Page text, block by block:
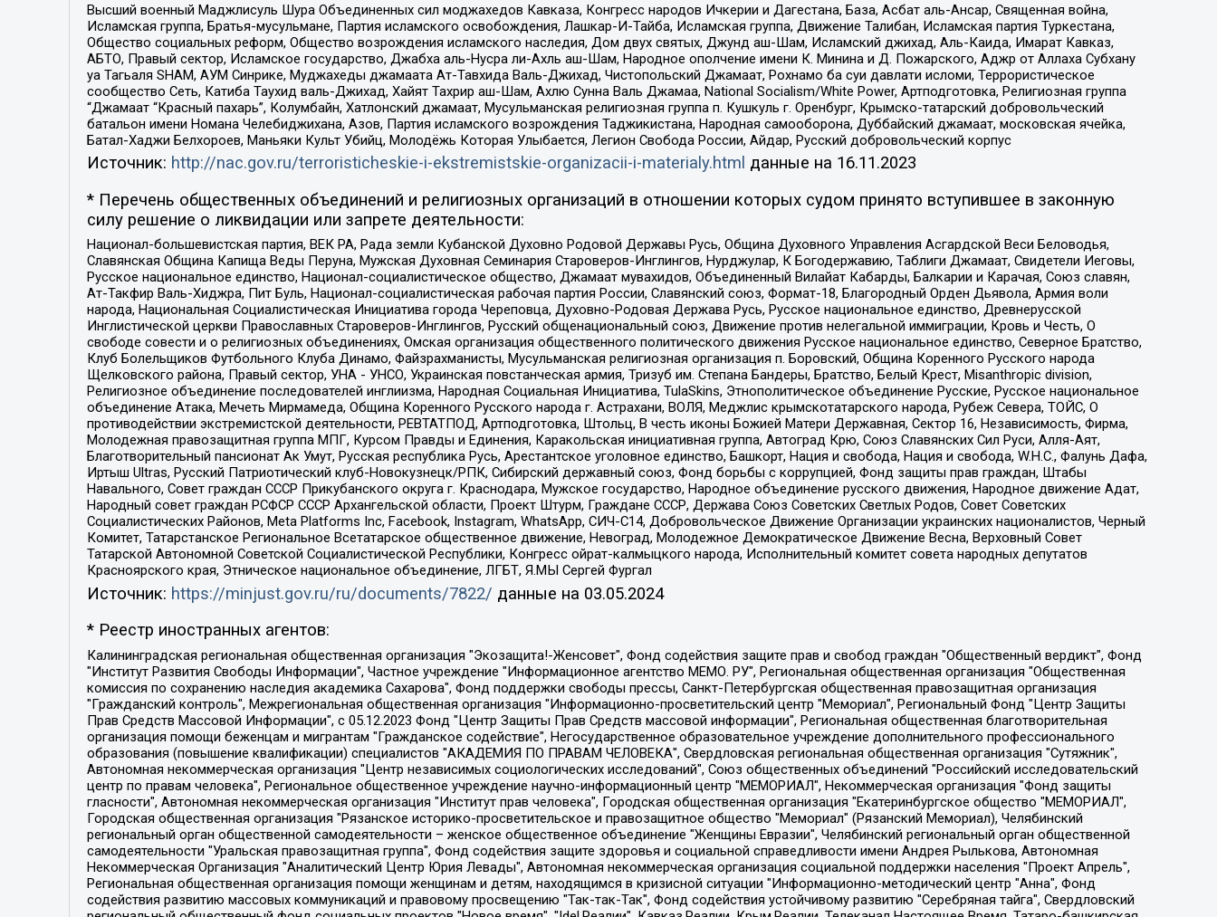
Высший военный Маджлисуль Шура Объединенных сил моджахедов Кавказа, Конгресс народов Ичкерии и Дагестана, База, Асбат аль-Ансар, Священная война,
Исламская группа, Братья-мусульмане, Партия исламского освобождения, Лашкар-И-Тайба, Исламская группа, Движение Талибан, Исламская партия Туркестана,
Общество социальных реформ, Общество возрождения исламского наследия, Дом двух святых, Джунд аш-Шам, Исламский джихад, Аль-Каида, Имарат Кавказ,
АБТО, Правый сектор, Исламское государство, Джабха аль-Нусра ли-Ахль аш-Шам, Народное ополчение имени К. Минина и Д. Пожарского, Аджр от Аллаха Субхану
уа Тагьаля SHAM, АУМ Синрике, Муджахеды джамаата Ат-Тавхида Валь-Джихад, Чистопольский Джамаат, Рохнамо ба суи давлати исломи, Террористическое
сообщество Сеть, Катиба Таухид валь-Джихад, Хайят Тахрир аш-Шам, Ахлю Сунна Валь Джамаа, National Socialism/White Power, Артподготовка, Религиозная группа
“Джамаат “Красный пахарь”, Колумбайн, Хатлонский джамаат, Мусульманская религиозная группа п. Кушкуль г. Оренбург, Крымско-татарский добровольческий
батальон имени Номана Челебиджихана, Азов, Партия исламского возрождения Таджикистана, Народная самооборона, Дуббайский джамаат, московская ячейка,
Батал-Хаджи Белхороев, Маньяки Культ Убийц, Молодёжь Которая Улыбается, Легион Свобода России, Айдар, Русский добровольческий корпус
Источник: http://nac.gov.ru/terroristicheskie-i-ekstremistskie-organizacii-i-materialy.html данные на 16.11.2023
* Перечень общественных объединений и религиозных организаций в отношении которых судом принято вступившее в законную
силу решение о ликвидации или запрете деятельности:
Национал-большевистская партия, ВЕК РА, Рада земли Кубанской Духовно Родовой Державы Русь, Община Духовного Управления Асгардской Веси Беловодья,
Славянская Община Капища Веды Перуна, Мужская Духовная Семинария Староверов-Инглингов, Нурджулар, К Богодержавию, Таблиги Джамаат, Свидетели Иеговы,
Русское национальное единство, Национал-социалистическое общество, Джамаат мувахидов, Объединенный Вилайат Кабарды, Балкарии и Карачая, Союз славян,
Ат-Такфир Валь-Хиджра, Пит Буль, Национал-социалистическая рабочая партия России, Славянский союз, Формат-18, Благородный Орден Дьявола, Армия воли
народа, Национальная Социалистическая Инициатива города Череповца, Духовно-Родовая Держава Русь, Русское национальное единство, Древнерусской
Инглистической церкви Православных Староверов-Инглингов, Русский общенациональный союз, Движение против нелегальной иммиграции, Кровь и Честь, О
свободе совести и о религиозных объединениях, Омская организация общественного политического движения Русское национальное единство, Северное Братство,
Клуб Болельщиков Футбольного Клуба Динамо, Файзрахманисты, Мусульманская религиозная организация п. Боровский, Община Коренного Русского народа
Щелковского района, Правый сектор, УНА - УНСО, Украинская повстанческая армия, Тризуб им. Степана Бандеры, Братство, Белый Крест, Misanthropic division,
Религиозное объединение последователей инглиизма, Народная Социальная Инициатива, TulaSkins, Этнополитическое объединение Русские, Русское национальное
объединение Атака, Мечеть Мирмамеда, Община Коренного Русского народа г. Астрахани, ВОЛЯ, Меджлис крымскотатарского народа, Рубеж Севера, ТОЙС, О
противодействии экстремистской деятельности, РЕВТАТПОД, Артподготовка, Штольц, В честь иконы Божией Матери Державная, Сектор 16, Независимость, Фирма,
Молодежная правозащитная группа МПГ, Курсом Правды и Единения, Каракольская инициативная группа, Автоград Крю, Союз Славянских Сил Руси, Алля-Аят,
Благотворительный пансионат Ак Умут, Русская республика Русь, Арестантское уголовное единство, Башкорт, Нация и свобода, Нация и свобода, W.H.С., Фалунь Дафа,
Иртыш Ultras, Русский Патриотический клуб-Новокузнецк/РПК, Сибирский державный союз, Фонд борьбы с коррупцией, Фонд защиты прав граждан, Штабы
Навального, Совет граждан СССР Прикубанского округа г. Краснодара, Мужское государство, Народное объединение русского движения, Народное движение Адат,
Народный совет граждан РСФСР СССР Архангельской области, Проект Штурм, Граждане СССР, Держава Союз Советских Светлых Родов, Совет Советских
Социалистических Районов, Meta Platforms Inc, Facebook, Instagram, WhatsApp, СИЧ-С14, Добровольческое Движение Организации украинских националистов, Черный
Комитет, Татарстанское Региональное Всетатарское общественное движение, Невоград, Молодежное Демократическое Движение Весна, Верховный Совет
Татарской Автономной Советской Социалистической Республики, Конгресс ойрат-калмыцкого народа, Исполнительный комитет совета народных депутатов
Красноярского края, Этническое национальное объединение, ЛГБТ, Я.МЫ Сергей Фургал
Источник: https://minjust.gov.ru/ru/documents/7822/ данные на 03.05.2024
* Реестр иностранных агентов:
Калининградская региональная общественная организация "Экозащита!-Женсовет", Фонд содействия защите прав и свобод граждан "Общественный вердикт", Фонд "Институт Развития Свободы Информации", Частное учреждение "Информационное агентство МЕМО. РУ", Региональная общественная организация "Общественная комиссия по сохранению наследия академика Сахарова", Фонд поддержки свободы прессы, Санкт-Петербургская общественная правозащитная организация "Гражданский контроль", Межрегиональная общественная организация "Информационно-просветительский центр "Мемориал", Региональный Фонд "Центр Защиты Прав Средств Массовой Информации", с 05.12.2023 Фонд "Центр Защиты Прав Средств массовой информации", Региональная общественная благотворительная организация помощи беженцам и мигрантам "Гражданское содействие", Негосударственное образовательное учреждение дополнительного профессионального образования (повышение квалификации) специалистов "АКАДЕМИЯ ПО ПРАВАМ ЧЕЛОВЕКА", Свердловская региональная общественная организация "Сутяжник", Автономная некоммерческая организация "Центр независимых социологических исследований", Союз общественных объединений "Российский исследовательский центр по правам человека", Региональное общественное учреждение научно-информационный центр "МЕМОРИАЛ", Некоммерческая организация "Фонд защиты гласности", Автономная некоммерческая организация "Институт прав человека", Городская общественная организация "Екатеринбургское общество "МЕМОРИАЛ", Городская общественная организация "Рязанское историко-просветительское и правозащитное общество "Мемориал" (Рязанский Мемориал), Челябинский региональный орган общественной самодеятельности – женское общественное объединение "Женщины Евразии", Челябинский региональный орган общественной самодеятельности "Уральская правозащитная группа", Фонд содействия защите здоровья и социальной справедливости имени Андрея Рылькова, Автономная Некоммерческая Организация "Аналитический Центр Юрия Левады", Автономная некоммерческая организация социальной поддержки населения "Проект Апрель", Региональная общественная организация помощи женщинам и детям, находящимся в кризисной ситуации "Информационно-методический центр "Анна", Фонд содействия развитию массовых коммуникаций и правовому просвещению "Так-так-Так", Фонд содействия устойчивому развитию "Серебряная тайга", Свердловский региональный общественный фонд социальных проектов "Новое время", "Idel.Реалии", Кавказ.Реалии, Крым.Реалии, Телеканал Настоящее Время, Татаро-башкирская служба Радио Свобода (Azatliq Radiosi), Радио Свободная Европа/Радио Свобода (PCE/PC), "Сибирь.Реалии", "Фактограф", Благотворительный фонд помощи осужденным и их семьям, Автономная некоммерческая организация "Институт глобализации и социальных движений", Фонд "В защиту прав заключенных", Частное учреждение "Центр поддержки и содействия развитию средств массовой информации", Пензенский региональный общественный благотворительный фонд "Гражданский союз", "Север.Реалии", Некоммерческая организация Фонд "Правовая инициатива", Общество с ограниченной ответственностью "Радио Свободная Европа/Радио Свобода", Чешское информационное агентство "MEDIUM-ORIENT", Красноярская региональная общественная организация "Мы против СПИДа", Камалягин Денис Николаевич, Маркелов Сергей Евгеньевич, Пономарев Лев Александрович, Савицкая Людмила Алексеевна, Автономная некоммерческая организация "Центр по работе с проблемой насилия "НАСИЛИЮ.НЕТ", Межрегиональный профессиональный союз работников здравоохранения "Альянс врачей", Юридическое лицо, зарегистрированное в Латвийской Республике, SIA "Medusa Project" (регистрационный номер 40103797863, дата регистрации 10.06.2014), Некоммерческая организация "Фонд по борьбе с коррупцией", Автономная некоммерческая организация "Институт права и публичной политики", Баданин Роман Сергеевич, Гликин Максим Александрович, Железнова Мария Михайловна, Лукьянова Юлия Сергеевна, Маетная Елизавета Витальевна, Маняхин Петр Борисович, Чуракова Ольга Владимировна, Ярош Юлия Петровна, Юридическое лицо "The Insider SIA", зарегистрированное в Риге, Латвийская Республика (дата регистрации 26.06.2015), являющееся администратором доменного имени интернет-издания "The Insider SIA", https://theins.ru, Постернак Алексей Евгеньевич, Рубин Михаил Аркадьевич, Анин Роман Александрович, Юридическое лицо Istories fonds, зарегистрированное в Латвийской Республике (регистрационный номер 50008295751, дата регистрации 24.02.2020), Великовский Дмитрий Александрович, Долинина Ирина Николаевна, Мароховская Алеся Алексеевна, Шлейнов Роман Юрьевич, Шмагун Олеся Валентиновна, Общество с ограниченной ответственностью "Альтаир 2021", Общество с ограниченной ответственностью "Вега 2021", Общество с ограниченной ответственностью "Главный редактор 2021", Общество с ограниченной ответственностью "Ромашки монолит", Важенков Артем Валерьевич, Ивановская областная общественная организация "Центр гендерных исследований", Гурман Юрий Альбертович, Медиапроект "ОВД-Инфо", Егоров Владимир Владимирович, Жилинский Владимир Александрович, Общество с ограниченной ответственностью "ЗП", Иванова София Юрьевна, Карезина Инна Павловна, Кильтау Екатерина Викторовна, Петров Алексей Викторович, Пискунов Сергей Евгеньевич, Смирнов Сергей Сергеевич, Тихонов Михаил Сергеевич, Общество с ограниченной ответственностью "ЖУРНАЛИСТ-ИНОСТРАННЫЙ АГЕНТ", Арапова Галина Юрьевна, Вольтская Татьяна Анатольевна, Американская компания "Mason G.E.S. Anonymous Foundation" (США), являющаяся владельцем интернет-издания https://mnews.world/, Компания "Stichting Bellingcat", зарегистрированная в Нидерландах (дата регистрации 11.07.2018), Захаров Андрей Вячеславович, Клепиковская Екатерина Дмитриевна, Общество с ограниченной ответственностью "МЕМО", Перл Роман Александрович, Симонов Евгений Алексеевич, Соловьева Елена Анатольевна, Сотников Даниил Владимирович, Сурначева Елизавета Дмитриевна, Автономная некоммерческая организация по защите прав человека и информированию населения "Якутия – Наше Мнение", Общество с ограниченной ответственностью "Москоу диджитал медиа", с 26.01.2023 Общество с ограниченной ответственностью "Чайка Белые сады", Ветошкина Валерия Валерьевна, Заговора Максим Александрович, Межрегиональное общественное движение "Российская ЛГБТ - сеть", Оленичев Максим Владимирович, Павлов Иван Юрьевич, Скворцова Елена Сергеевна, Общество с ограниченной ответственностью "Как бы инагент", Кочетков Игорь Викторович, Общество с ограниченной ответственностью "Честные выборы", Еланчик Олег Александрович, Общество с ограниченной ответственностью "Нобелевский призыв", Гималова Регина Эмилевна, Григорьев Андрей Валерьевич, Григорьева Алина Александровна, Ассоциация по содействию защите прав призывников, альтернативнослужащих и военнослужащих "Правозащитная группа "Гражданин.Армия.Право", Хисамова Регина Фаритовна, Автономная некоммерческая организация по реализации социально-правовых программ "Лилит", Дальневосточное общественное движение "Маяк", Санкт-Петербургская ЛГБТ-инициативная группа "Выход", Инициативная группа ЛГБТ+ "Реверс", Алексеев Андрей Викторович, Бекбулатова Таисия Львовна, Беляев Иван Михайлович, Владыкина Елена Сергеевна, Гельман Марат Александрович, Никульшина Вероника Юрьевна, Толоконникова Надежда Андреевна, Шендерович Виктор Анатольевич, Общество с ограниченной ответственностью "Данное сообщение", Общество с ограниченной ответственностью Издательский дом "Новая глава", Айнбиндер Александра Александровна, Московский комьюнити-центр для ЛГБТ+инициатив, Благотворительный фонд развития филантропии, Deutsche Welle (Германия, Kurt-Schumacher-Strasse 3, 53113 Bonn), Борзунова Мария Михайловна, Воробьев Виктор Викторович, Голубева Анна Львовна, Константинова Алла Михайловна, Малкова Ирина Владимировна, Мурадов Мурад Абдулгалимович, Осетинская Елизавета Николаевна, Понасенков Евгений Николаевич, Ганапольский Матвей Юрьевич, Киселев Евгений Алексеевич, Борухович Ирина Григорьевна, Дремин Иван Тимофеевич, Дубровский Дмитрий Викторович, Красноярская региональная общественная организация поддержки и развития альтернативных образовательных технологий и межкультурных коммуникаций "ИНТЕРРА", Маяковская Екатерина Алексеевна, Фейгин Марк Захарович, Филимонов Андрей Викторович, Дзугкоева Регина Николаевна, Доброхотов Роман Александрович, Дудь Юрий Александрович, Елкин Сергей Владимирович, Кругликов Кирилл Игоревич, Сабунаева Мария Леонидовна, Семенов Алексей Владимирович, Шаинян Карен Багратович, Шульман Екатерина Михайловна, Асафьев Артур Валерьевич, Вахштайн Виктор Семенович, Венедиктов Алексей Алексеевич, Лушникова Екатерина Евгеньевна, Волков Леонид Михайлович, Невзоров Александр Глебович, Пархоменко Сергей Борисович, Сироткин Ярослав Николаевич, Кара-Мурза Владимир Владимирович, Баранова Наталья Владимировна, Гозман Леонид Яковлевич, Кагарлицкий Борис Юльевич, Климарев Михаил Валерьевич, Милов Владимир Станиславович, Автономная некоммерческая организация Краснодарский центр современного искусства "Типография", Моргенштерн Алишер Тагирович, Соболь Любовь Эдуардовна, Общество с ограниченной ответственностью "ЛИЗА НОРМ", Каспаров Гарри Кимович, Ходорковский Михаил Борисович, Общество с ограниченной ответственностью "Апрельские тезисы", Данилович Ирина Брониславовна, Кашин Олег Владимирович, Петров Николай Владимирович, Пивоваров Алексей Владимирович, Соколов Михаил Владимирович, Цветкова Юлия Владимировна, Чичваркин Евгений Александрович, Комитет против пыток/Команда против пыток, Общество с ограниченной ответственностью "Первый научный", Общество с ограниченной ответственностью "Вертолет и ко", Белоцерковская Вероника Борисовна, Кац Максим Евгеньевич, Лазарева Татьяна Юрьевна, Шаведдинов Руслан Табризович, Яшин Илья Валерьевич, Общество с ограниченной ответственностью "Иноагент ААВ", Алешковский Дмитрий Петрович, Альбац Евгения Марковна, Быков Дмитрий Львович, Галямина Юлия Евгеньевна, Лойко Сергей Леонидович, Мартынов Кирилл Константинович, Медведев Сергей Александрович, Крашенинников Федор Геннадиевич, Гордеева Катерина Вл